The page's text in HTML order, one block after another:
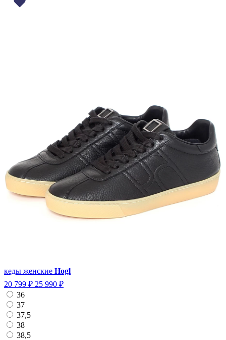
кеды женские Hogl
20 799 ₽ 25 990 ₽
36
37
37,5
38
38,5